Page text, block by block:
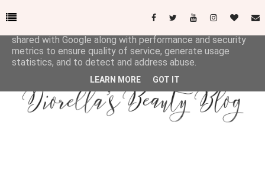
This site uses cookies from Google to deliver its services
shared with Google along with performance and security
metrics to ensure quality of service, generate usage
statistics, and to detect and address abuse.
LEARN MORE GOT IT